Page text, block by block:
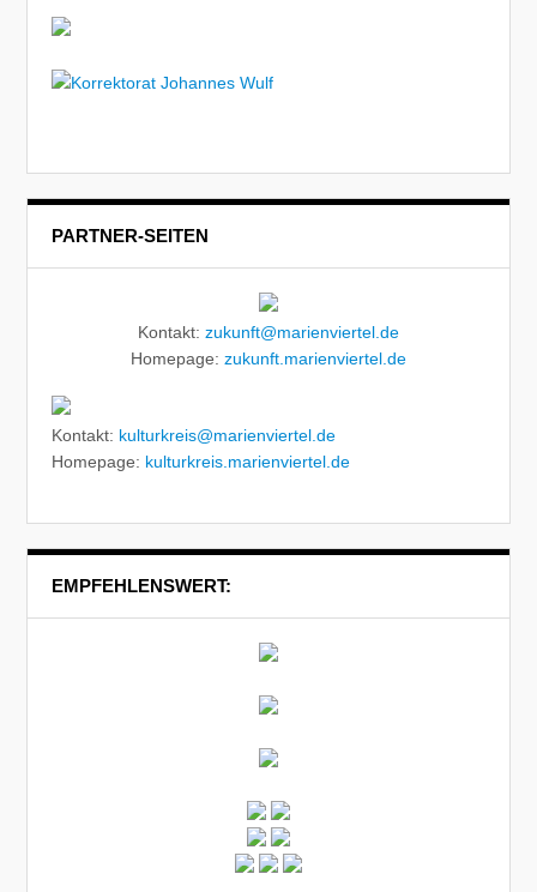
PARTNER-SEITEN
Kontakt: zukunft@marienviertel.de
Homepage: zukunft.marienviertel.de
Kontakt: kulturkreis@marienviertel.de
Homepage: kulturkreis.marienviertel.de
EMPFEHLENSWERT: